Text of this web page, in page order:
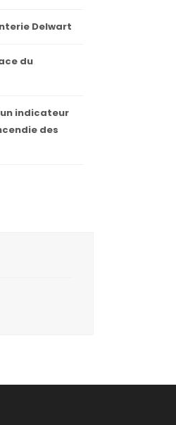
Delwart
du
un indicateur
des